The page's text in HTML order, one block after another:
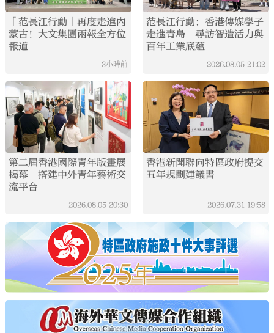
「范長江行動」再度走進內
蒙古！大文集團兩報全方位
報道
3小時前
范長江行動：香港傳媒學子
走進青島 尋訪智造活力與
百年工業底蘊
2026.08.05 21:02
第二屆香港國際青年版畫展
揭幕 搭建中外青年藝術交
流平台
2026.08.05 20:30
香港新聞聯向特區政府提交
五年規劃建議書
2026.07.31 19:58